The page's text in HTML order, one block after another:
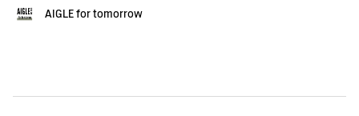
AIGLE for tomorrow